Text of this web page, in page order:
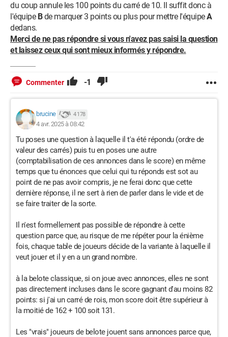
du coup annule les 100 points du carré de 10. Il suffit donc à
l'équipe Bde marquer 3 points ou plus pour mettre l'équipeA
dedans.
Merci de ne pas répondre si vous n'avez pas saisi la question
et laissez ceux qui sont mieux informés y répondre.
Commenter -1
brucine 4 178
4 avr. 2025 à 08:42
Tu poses une question à laquelle il t'a été répondu (ordre de
valeur des carrés) puis tu en poses une autre
(comptabilisation de ces annonces dans le score) en même
temps que tu énonces que celui qui tu réponds est sot au
point de ne pas avoir compris, je ne ferai donc que cette
dernière réponse, il ne sert à rien de parler dans le vide et de
se faire traiter de la sorte.
Il n'est formellement pas possible de répondre à cette
question parce que, au risque de me répéter pour la énième
fois, chaque table de joueurs décide de la variante à laquelle il
veut jouer et il y en a un grand nombre.
à la belote classique, si on joue avec annonces, elles ne sont
pas directement incluses dans le score gagnant d'au moins 82
points: si j'ai un carré de rois, mon score doit être supérieur à
la moitié de 162 + 100 soit 131.
Les "vrais" joueurs de belote jouent sans annonces parce que,